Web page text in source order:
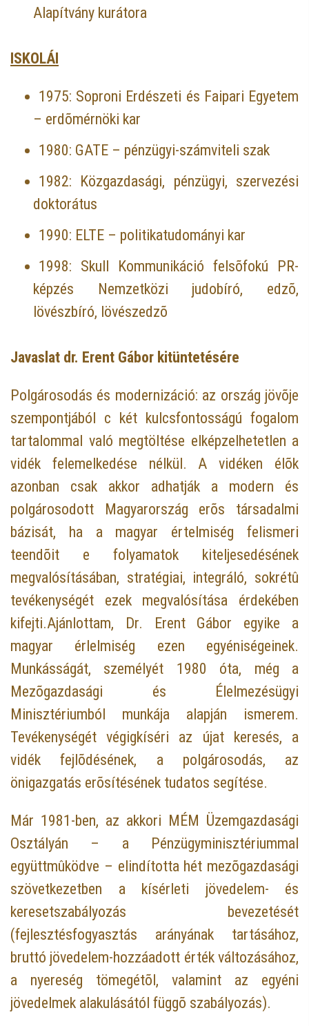
Alapítvány kurátora
ISKOLÁI
1975: Soproni Erdészeti és Faipari Egyetem
– erdõmérnöki kar
1980: GATE – pénzügyi-számviteli szak
1982: Közgazdasági, pénzügyi, szervezési
doktorátus
1990: ELTE – politikatudományi kar
1998: Skull Kommunikáció felsõfokú PR-
képzés Nemzetközi judobíró, edzõ,
lövészbíró, lövészedzõ
Javaslat dr. Erent Gábor kitüntetésére
Polgárosodás és modernizáció: az ország jövõje
szempontjából c két kulcsfontosságú fogalom
tartalommal való megtöltése elképzelhetetlen a
vidék felemelkedése nélkül. A vidéken élõk
azonban csak akkor adhatják a modern és
polgárosodott Magyarország erõs társadalmi
bázisát, ha a magyar értelmiség felismeri
teendõit e folyamatok kiteljesedésének
megvalósításában, stratégiai, integráló, sokrétû
tevékenységét ezek megvalósítása érdekében
kifejti.Ajánlottam, Dr. Erent Gábor egyike a
magyar érlelmiség ezen egyéniségeinek.
Munkásságát, személyét 1980 óta, még a
Mezõgazdasági és Élelmezésügyi
Minisztériumból munkája alapján ismerem.
Tevékenységét végigkíséri az újat keresés, a
vidék fejlõdésének, a polgárosodás, az
önigazgatás erõsítésének tudatos segítése.
Már 1981-ben, az akkori MÉM Üzemgazdasági
Osztályán – a Pénzügyminisztériummal
együttmûködve – elindította hét mezõgazdasági
szövetkezetben a kísérleti jövedelem- és
keresetszabályozás bevezetését
(fejlesztésfogyasztás arányának tartásához,
bruttó jövedelem-hozzáadott érték változásához,
a nyereség tömegétõl, valamint az egyéni
jövedelmek alakulásától függõ szabályozás).